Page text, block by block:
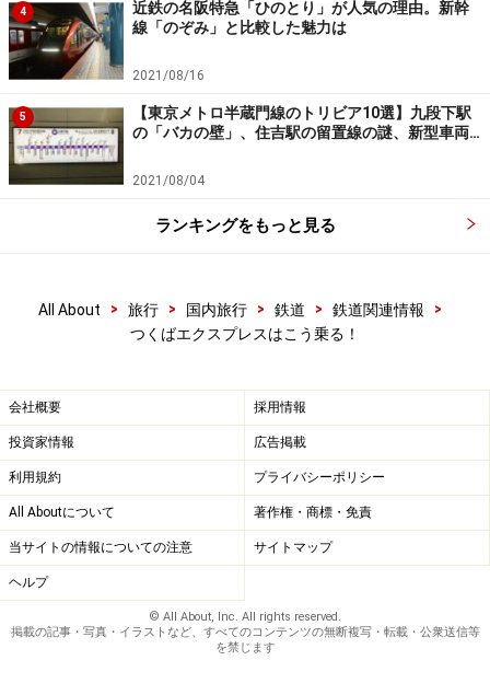
4
近鉄の名阪特急「ひのとり」が人気の理由。新幹
線「のぞみ」と比較した魅力は
2021/08/16
5
【東京メトロ半蔵門線のトリビア10選】九段下駅
の「バカの壁」、住吉駅の留置線の謎、新型車両…
2021/08/04
ランキングをもっと見る
All About > 旅行 > 国内旅行 > 鉄道 > 鉄道関連情報
>
つくばエクスプレスはこう乗る！
会社概要 採用情報
投資家情報 広告掲載
利用規約 プライバシーポリシー
All Aboutについて 著作権・商標・免責
当サイトの情報についての注意 サイトマップ
ヘルプ
© All About, Inc. All rights reserved.
掲載の記事・写真・イラストなど、すべてのコンテンツの無断複写・転載・公衆送信等
を禁じます